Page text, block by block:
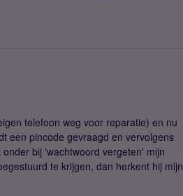
telefoon weg voor reparatie) en nu
een pincode gevraagd en vervolgens
bij 'wachtwoord vergeten' mijn
te krijgen, dan herkent hij mijn